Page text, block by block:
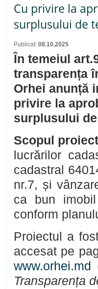
Cu privire la
surplusului de
Publicat: 08.10.2025
În temeiul
transparența
Orhei anunță
privire la
surplusului
Scopul
lucrărilor
cadastral
nr.7, și
ca bun
conform
Proiectul a
accesat pe
www.orhei.md
Transparența